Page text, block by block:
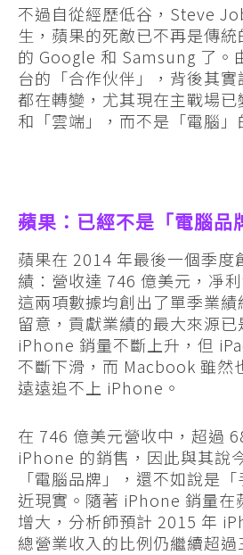
不過自從經歷低谷，Steve
生，蘋果的死敵已不再是傳
的 Google 和 Samsung 了。
台的「合作伙伴」，背後其
都在轉變，尤其現在主戰場已
和「雲端」，而不是「電腦」
蘋果：已經不是「電腦品
蘋果在 2014 年最後一個季度
績：營收達 746 億美元，凈
這兩項數據均創出了單季業
留意，貢獻業績的最大來源已
iPhone 銷量不斷上升，但
不斷下滑，而 Macbook 雖然
遠遠追不上 iPhone。
在 746 億美元營收中，超過
iPhone 的銷售，因此與其說
「電腦品牌」，還不如說是
近現實。隨著 iPhone 銷量在
增大，分析師預計 2015 年
總營業收入的比例仍繼續超過